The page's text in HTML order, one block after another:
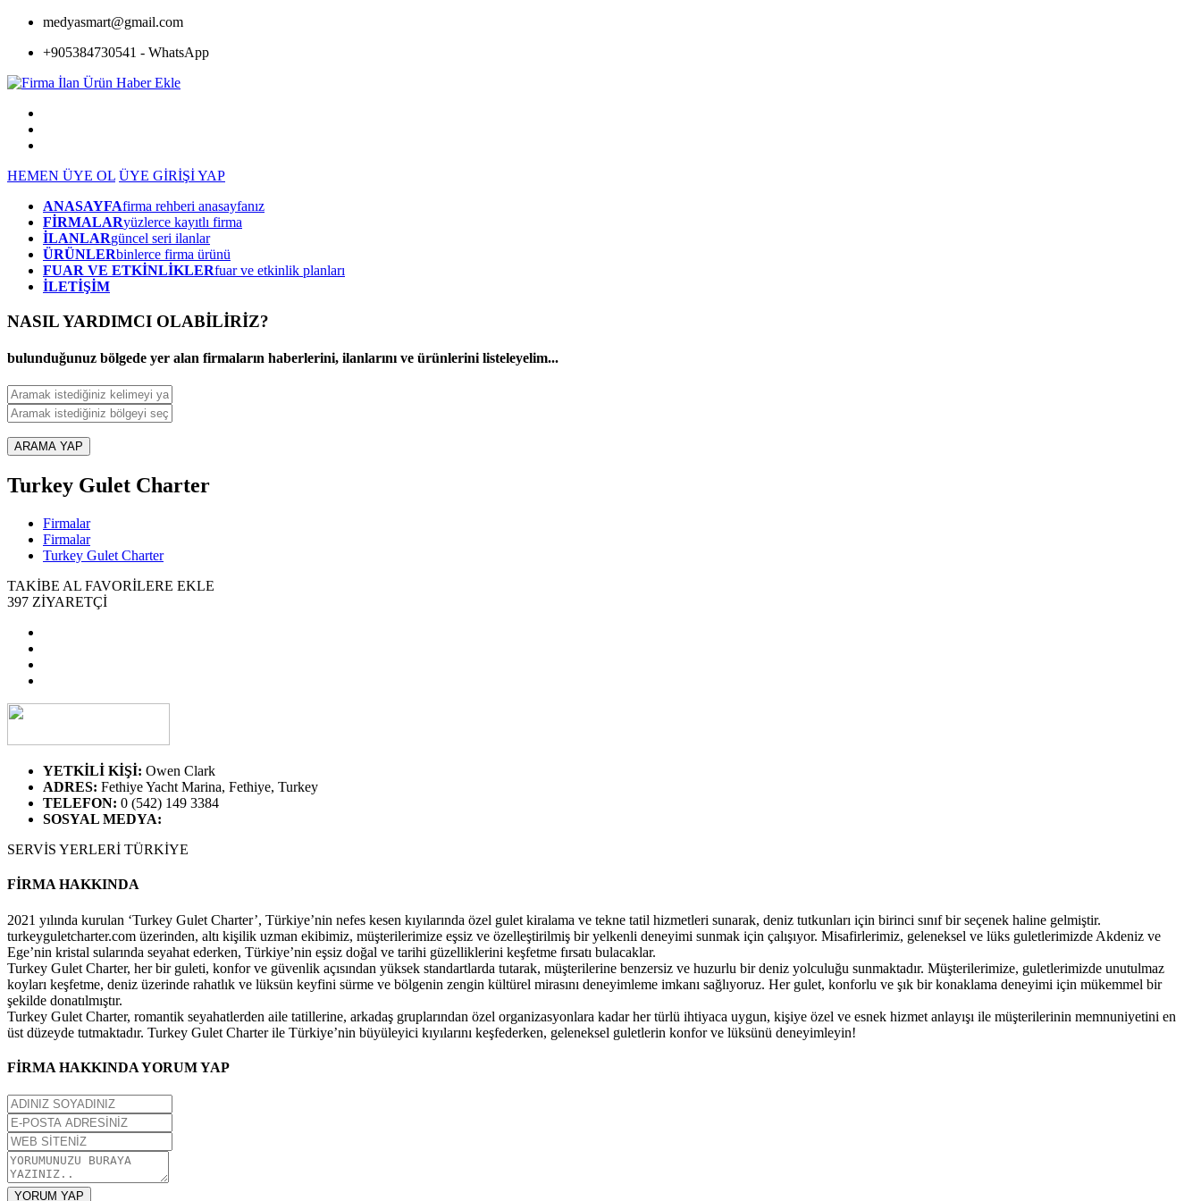
medyasmart@gmail.com
+905384730541 - WhatsApp
HEMEN ÜYE OL ÜYE GİRİŞİ YAP
ANASAYFAfirma rehberi anasayfanız
FİRMALARyüzlerce kayıtlı firma
İLANLARgüncel seri ilanlar
ÜRÜNLERbinlerce firma ürünü
FUAR VE ETKİNLİKLERfuar ve etkinlik planları
İLETİŞİM
NASIL YARDIMCI OLABİLİRİZ?
bulunduğunuz bölgede yer alan firmaların haberlerini, ilanlarını ve ürünlerini listeleyelim...
ARAMA YAP
Turkey Gulet Charter
Firmalar
Firmalar
Turkey Gulet Charter
TAKİBE AL FAVORİLERE EKLE
397 ZİYARETÇİ
YETKİLİ KİŞİ: Owen Clark
ADRES: Fethiye Yacht Marina, Fethiye, Turkey
TELEFON: 0 (542) 149 3384
SOSYAL MEDYA:
SERVİS YERLERİ TÜRKİYE
FİRMA HAKKINDA
2021 yılında kurulan ‘Turkey Gulet Charter’, Türkiye’nin nefes kesen kıyılarında özel gulet kiralama ve tekne tatil hizmetleri sunarak, deniz tutkunları için birinci sınıf bir seçenek haline gelmiştir.
turkeyguletcharter.com üzerinden, altı kişilik uzman ekibimiz, müşterilerimize eşsiz ve özelleştirilmiş bir yelkenli deneyimi sunmak için çalışıyor. Misafirlerimiz, geleneksel ve lüks guletlerimizde Akdeniz ve
Ege’nin kristal sularında seyahat ederken, Türkiye’nin eşsiz doğal ve tarihi güzelliklerini keşfetme fırsatı bulacaklar.
Turkey Gulet Charter, her bir guleti, konfor ve güvenlik açısından yüksek standartlarda tutarak, müşterilerine benzersiz ve huzurlu bir deniz yolculuğu sunmaktadır. Müşterilerimize, guletlerimizde unutulmaz
koyları keşfetme, deniz üzerinde rahatlık ve lüksün keyfini sürme ve bölgenin zengin kültürel mirasını deneyimleme imkanı sağlıyoruz. Her gulet, konforlu ve şık bir konaklama deneyimi için mükemmel bir
şekilde donatılmıştır.
Turkey Gulet Charter, romantik seyahatlerden aile tatillerine, arkadaş gruplarından özel organizasyonlara kadar her türlü ihtiyaca uygun, kişiye özel ve esnek hizmet anlayışı ile müşterilerinin memnuniyetini en
üst düzeyde tutmaktadır. Turkey Gulet Charter ile Türkiye’nin büyüleyici kıyılarını keşfederken, geleneksel guletlerin konfor ve lüksünü deneyimleyin!
FİRMA HAKKINDA YORUM YAP
YORUM YAP